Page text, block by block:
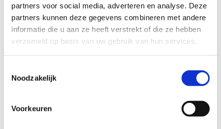
partners voor social media, adverteren en analyse. Deze
partners kunnen deze gegevens combineren met andere
informatie die u aan ze heeft verstrekt of die ze hebben
verzameld op basis van uw gebruik van hun services.
Noodzakelijk
Voorkeuren
Zaterdag 23 mei
09:00 - 17:00 uur
Zondag 24 mei
09:00 - 17:00 uur